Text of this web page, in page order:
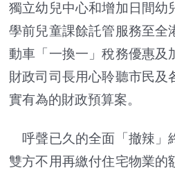
獨立幼兒中心和增加日間幼
學前兒童課餘託管服務至全
動車「一換一」稅務優惠及
財政司司長用心聆聽市民及
實有為的財政預算案。
呼聲已久的全面「撤辣」
雙方不用再繳付住宅物業的